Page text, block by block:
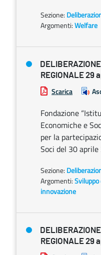
Sezione:
Argomenti:Welfare
REGIONALE 29
Scarica
Fondazione
Economiche e
per la
Soci del 30
Sezione:
Argomenti:
innovazione
REGIONALE 29